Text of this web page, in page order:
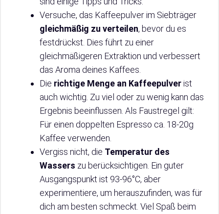
Versuche, das Kaffeepulver im Siebträger
gleichmäßig zu verteilen, bevor du es
festdrückst. Dies führt zu einer
gleichmäßigeren Extraktion und verbessert
das Aroma deines Kaffees.
Die richtige Menge an Kaffeepulverist
auch wichtig. Zu viel oder zu wenig kann das
Ergebnis beeinflussen. Als Faustregel gilt:
Für einen doppelten Espresso ca. 18-20g
Kaffee verwenden.
Vergiss nicht, die Temperatur des
Wassers zu berücksichtigen. Ein guter
Ausgangspunkt ist 93-96°C, aber
experimentiere, um herauszufinden, was für
dich am besten schmeckt. Viel Spaß beim